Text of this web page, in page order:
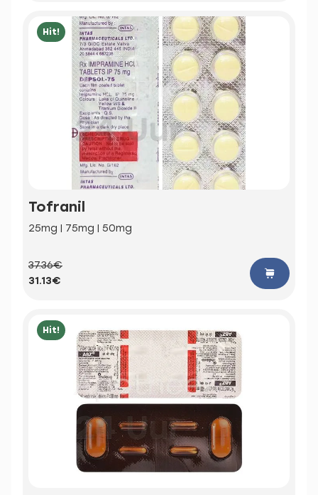
Hit!
Tofranil
25mg | 75mg | 50mg
37.36€
31.13€
Hit!